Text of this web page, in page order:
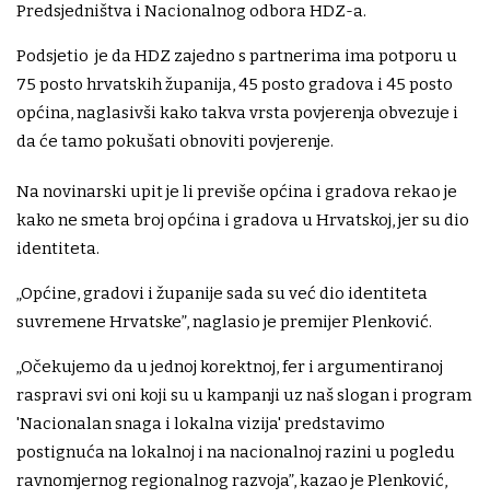
Predsjedništva i Nacionalnog odbora HDZ-a.
Podsjetio je da HDZ zajedno s partnerima ima potporu u
75 posto hrvatskih županija, 45 posto gradova i 45 posto
općina, naglasivši kako takva vrsta povjerenja obvezuje i
da će tamo pokušati obnoviti povjerenje.
Na novinarski upit je li previše općina i gradova rekao je
kako ne smeta broj općina i gradova u Hrvatskoj, jer su dio
identiteta.
„Općine, gradovi i županije sada su već dio identiteta
suvremene Hrvatske”, naglasio je premijer Plenković.
„Očekujemo da u jednoj korektnoj, fer i argumentiranoj
raspravi svi oni koji su u kampanji uz naš slogan i program
'Nacionalan snaga i lokalna vizija' predstavimo
postignuća na lokalnoj i na nacionalnoj razini u pogledu
ravnomjernog regionalnog razvoja”, kazao je Plenković,